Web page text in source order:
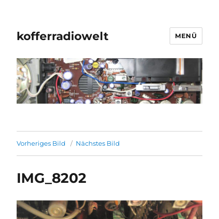
kofferradiowelt MENÜ
Vorheriges Bild Nächstes Bild
IMG_8202